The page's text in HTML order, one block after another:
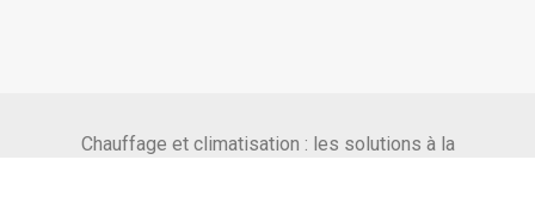
Chauffage et climatisation : les solutions à la